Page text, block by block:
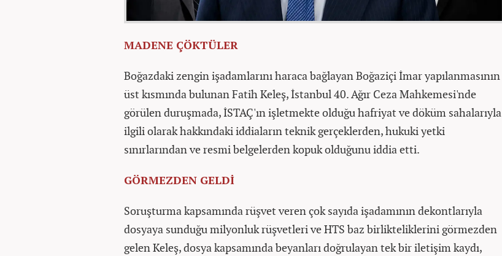
MADENE ÇÖKTÜLER
Boğazdaki zengin işadamlarını haraca bağlayan Boğaziçi İmar yapılanmasının
üst kısmında bulunan Fatih Keleş, İstanbul 40. Ağır Ceza Mahkemesi'nde
görülen duruşmada, İSTAÇ'ın işletmekte olduğu hafriyat ve döküm sahalarıyla
ilgili olarak hakkındaki iddiaların teknik gerçeklerden, hukuki yetki
sınırlarından ve resmi belgelerden kopuk olduğunu iddia etti.
GÖRMEZDEN GELDİ
Soruşturma kapsamında rüşvet veren çok sayıda işadamının dekontlarıyla
dosyaya sunduğu milyonluk rüşvetleri ve HTS baz birlikteliklerini görmezden
gelen Keleş, dosya kapsamında beyanları doğrulayan tek bir iletişim kaydı,